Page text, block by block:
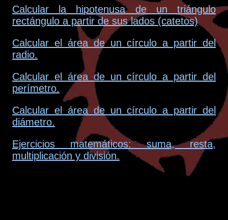
Calcular la hipotenusa de un triángulo
rectángulo a partir de sus lados (catetos)
Calcular el área de un círculo a partir del
radio.
Calcular el área de un círculo a partir del
perímetro.
Calcular el área de un círculo a partir del
diámetro.
Ejercicios matemáticos: suma, resta,
multiplicación y división.